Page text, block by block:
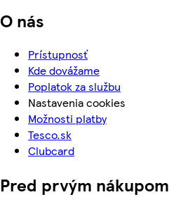
O nás
Prístupnosť
Kde dovážame
Poplatok za službu
Nastavenia cookies
Možnosti platby
Tesco.sk
Clubcard
Pred prvým nákupom